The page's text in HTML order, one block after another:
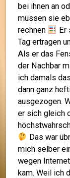
bei ihnen an
müssen sie
rechnen
Er
Tag ertragen
Als er das
der Nachbar
ich damals
dann ganz
ausgezogen.
er sich gleich
Das war
mich selber
wegen
kam. Weil ich